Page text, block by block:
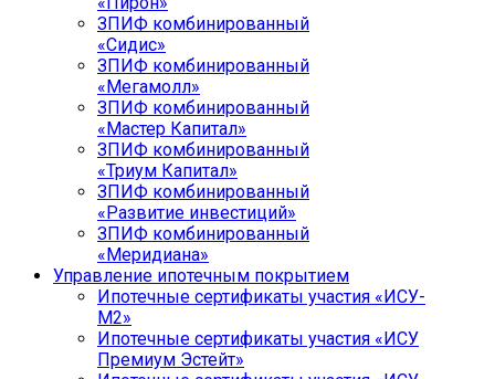
ЗПИФ комбинированный
«Сидис»
ЗПИФ комбинированный
«Мегамолл»
ЗПИФ комбинированный
«Мастер Капитал»
ЗПИФ комбинированный
«Триум Капитал»
ЗПИФ комбинированный
«Развитие инвестиций»
ЗПИФ комбинированный
«Меридиана»
Управление ипотечным покрытием
Ипотечные сертификаты участия «ИСУ-
М2»
Ипотечные сертификаты участия «ИСУ
Премиум Эстейт»